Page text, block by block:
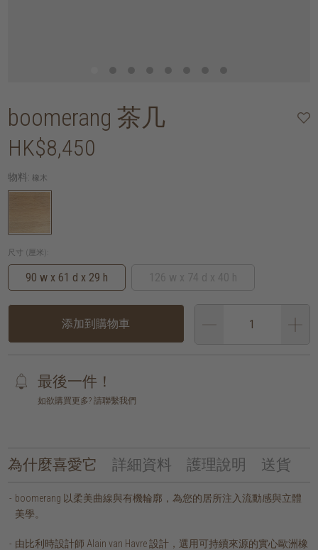
boomerang 茶几
HK$8,450
物料: 橡木
尺寸 (厘米):
90 w x 61 d x 29 h
添加到購物車
最後一件！
如欲購買更多? 請聯繫我們
為什麼喜愛它 詳細資料 護理說明 送貨
boomerang 以柔美曲線與有機輪廓，為您的居所注入流動感與立體
美學。
由比利時設計師 Alain van Havre 設計，選用可持續來源的實心歐洲橡